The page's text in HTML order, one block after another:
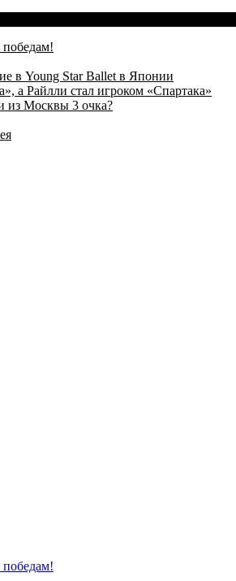
в Young Star Ballet в Японии
а Райлли стал игроком «Спартака»
из Москвы 3 очка?